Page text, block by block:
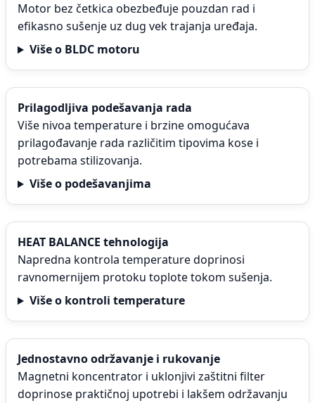
Motor bez četkica obezbeđuje pouzdan rad i
efikasno sušenje uz dug vek trajanja uređaja.
Više o BLDC motoru
Prilagodljiva podešavanja rada
Više nivoa temperature i brzine omogućava
prilagođavanje rada različitim tipovima kose i
potrebama stilizovanja.
Više o podešavanjima
HEAT BALANCE tehnologija
Napredna kontrola temperature doprinosi
ravnomernijem protoku toplote tokom sušenja.
Više o kontroli temperature
Jednostavno održavanje i rukovanje
Magnetni koncentrator i uklonjivi zaštitni filter
doprinose praktičnoj upotrebi i lakšem održavanju